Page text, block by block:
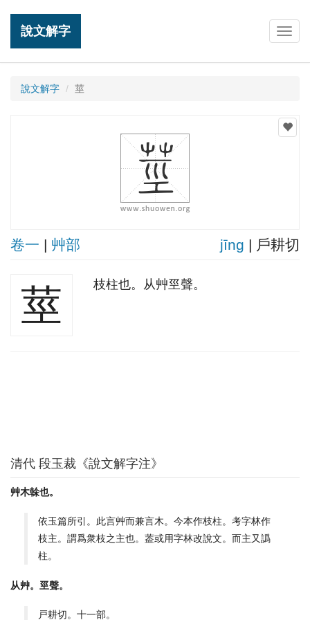
說文解字
說文解字 莖
卷一 | 艸部 jīnɡ | 戶耕切
莖 枝柱也。从艸巠聲。
清代 段玉裁《說文解字注》
艸木榦也。
依玉篇所引。此言艸而兼言木。今本作枝柱。考字林作
枝主。謂爲衆枝之主也。葢或用字林改說文。而主又譌
柱。
从艸。巠聲。
戸耕切。十一部。